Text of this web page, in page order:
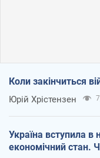
Коли закінчиться
Юрій Хрістензен
Україна вступила в
економічний стан.